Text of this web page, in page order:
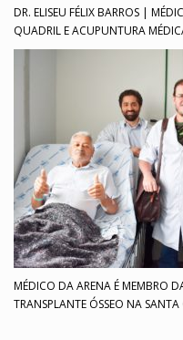
DR. ELISEU FÉLIX BARROS |
QUADRIL E ACUPUNTURA
MÉDICO DA ARENA É MEMBRO
TRANSPLANTE ÓSSEO NA SANTA